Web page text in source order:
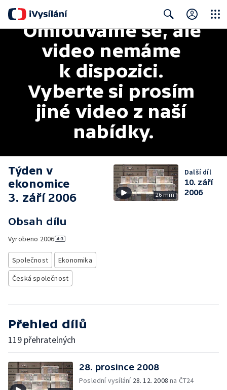
Search
Omlouváme se, ale
video nemáme
k dispozici.
Vyberte si prosím
jiné video z naší
nabídky.
Týden v
ekonomice
3. září 2006
Obsah dílu
Vyrobeno 2006
Společnost
Ekonomika
Česká společnost
26 min
Další díl
10. září
2006
Přehled dílů
119 přehratelných
28. prosince 2008
Poslední vysílání 28. 12. 2008 na ČT24